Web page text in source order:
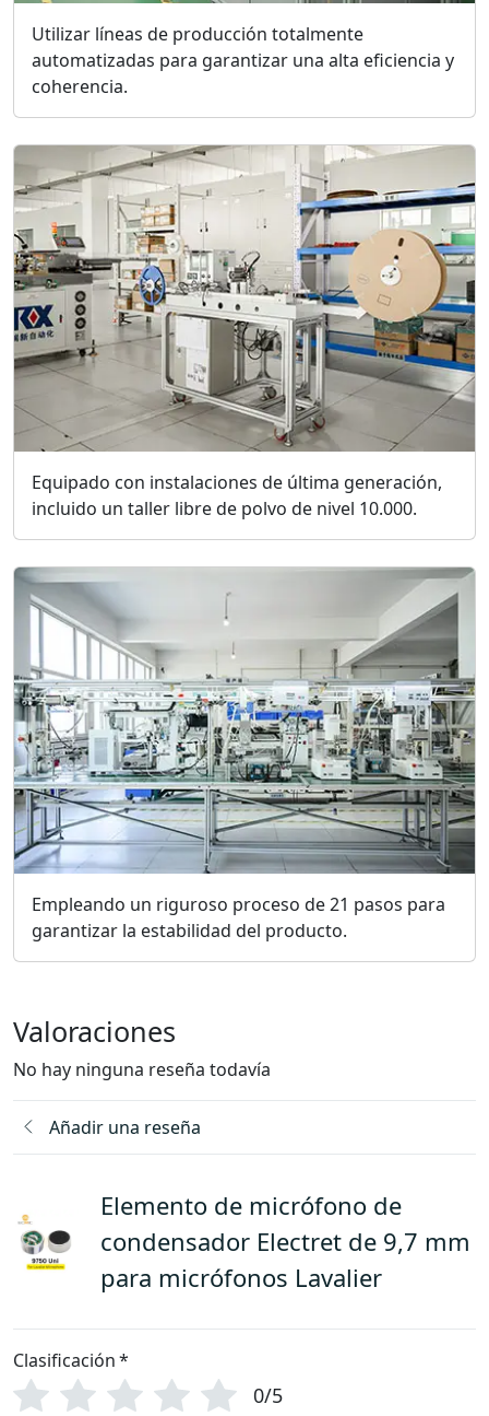
Utilizar líneas de producción totalmente
automatizadas para garantizar una alta eficiencia y
coherencia.
Equipado con instalaciones de última generación,
incluido un taller libre de polvo de nivel 10.000.
Empleando un riguroso proceso de 21 pasos para
garantizar la estabilidad del producto.
Valoraciones
No hay ninguna reseña todavía
Añadir una reseña
Elemento de micrófono de
condensador Electret de 9,7 mm
para micrófonos Lavalier
Clasificación*
0/5